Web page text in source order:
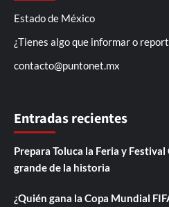
Estado de México
¿Tienes algo que informar o
contacto@puntonet.mx
Entradas recientes
Prepara Toluca la Feria y
grande de la historia
¿Quién gana la Copa Mundial